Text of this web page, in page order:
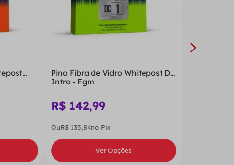
Pino Fibra de Vidro Whitepost Dc
Intro - Fgm
R$ 142,99
OuR$ 135,84no Pix
Ver Opções